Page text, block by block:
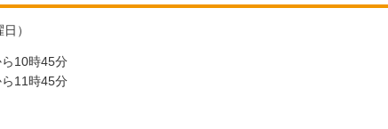
）
10時45分
11時45分